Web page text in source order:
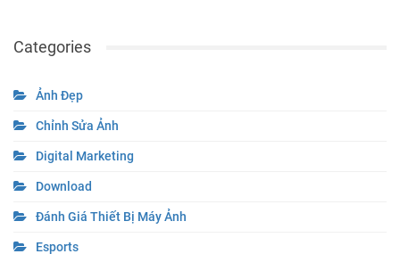
Categories
Ảnh Đẹp
Chỉnh Sửa Ảnh
Digital Marketing
Download
Đánh Giá Thiết Bị Máy Ảnh
Esports